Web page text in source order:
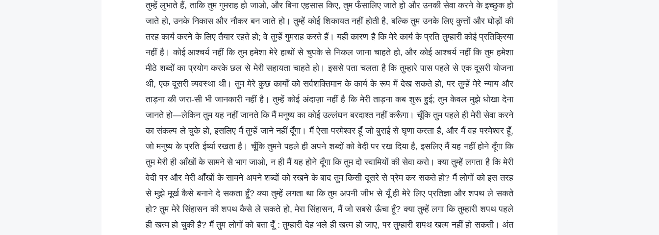
तुम्हें लुभाते हैं, ताकि तुम गुमराह हो जाओ, और बिना एहसास किए, तुम फँसालिए जाते हो और उनकी सेवा करने के इच्छुक हो
जाते हो, उनके निकास और नौकर बन जाते हो। तुम्हें कोई शिकायत नहीं होती है, बल्कि तुम उनके लिए कुत्तों और घोड़ों की
तरह कार्य करने के लिए तैयार रहते हो; वे तुम्हें गुमराह करते हैं। यही कारण है कि मेरे कार्य के प्रति तुम्हारी कोई प्रतिक्रिया
नहीं है। कोई आश्चर्य नहीं कि तुम हमेशा मेरे हाथों से चुपके से निकल जाना चाहते हो, और कोई आश्चर्य नहीं कि तुम हमेशा
मीठे शब्दों का प्रयोग करके छल से मेरी सहायता चाहते हो। इससे पता चलता है कि तुम्हारे पास पहले से एक दूसरी योजना
थी, एक दूसरी व्यवस्था थी। तुम मेरे कुछ कार्यों को सर्वशक्तिमान के कार्य के रूप में देख सकते हो, पर तुम्हें मेरे न्याय और
ताड़ना की जरा-सी भी जानकारी नहीं है। तुम्हें कोई अंदाज़ा नहीं है कि मेरी ताड़ना कब शुरू हुई; तुम केवल मुझे धोखा देना
जानते हो—लेकिन तुम यह नहीं जानते कि मैं मनुष्य का कोई उल्लंघन बरदाश्त नहीं करूँगा। चूँकि तुम पहले ही मेरी सेवा करने
का संकल्प ले चुके हो, इसलिए मैं तुम्हें जाने नहीं दूँगा। मैं ऐसा परमेश्वर हूँ जो बुराई से घृणा करता है, और मैं वह परमेश्वर हूँ,
जो मनुष्य के प्रति ईर्ष्या रखता है। चूँकि तुमने पहले ही अपने शब्दों को वेदी पर रख दिया है, इसलिए मैं यह नहीं होने दूँगा कि
तुम मेरी ही आँखों के सामने से भाग जाओ, न ही मैं यह होने दूँगा कि तुम दो स्वामियों की सेवा करो। क्या तुम्हें लगता है कि मेरी
वेदी पर और मेरी आँखों के सामने अपने शब्दों को रखने के बाद तुम किसी दूसरे से प्रेम कर सकते हो? मैं लोगों को इस तरह
से मुझे मूर्ख कैसे बनाने दे सकता हूँ? क्या तुम्हें लगता था कि तुम अपनी जीभ से यूँ ही मेरे लिए प्रतिज्ञा और शपथ ले सकते
हो? तुम मेरे सिंहासन की शपथ कैसे ले सकते हो, मेरा सिंहासन, मैं जो सबसे ऊँचा हूँ? क्या तुम्हें लगा कि तुम्हारी शपथ पहले
ही खत्म हो चुकी है? मैं तुम लोगों को बता दूँ : तुम्हारी देह भले ही खत्म हो जाए, पर तुम्हारी शपथ खत्म नहीं हो सकती। अंत